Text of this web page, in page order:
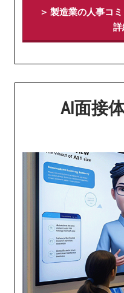
＞ 製造業の人事コ
詳
AI面接